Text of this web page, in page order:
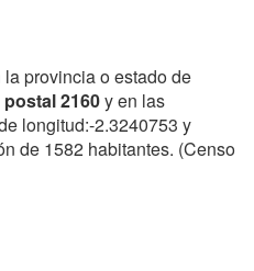
la provincia o estado de
2160y en las
longitud:-2.3240753 y
de 1582 habitantes. (Censo